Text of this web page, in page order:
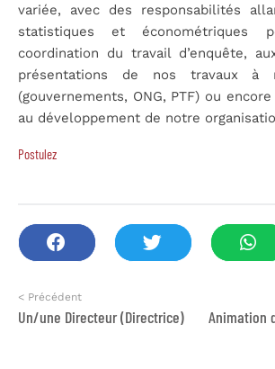
variée, avec des responsabilités
statistiques et économétriques
coordination du travail d’enquête,
présentations de nos travaux à
(gouvernements, ONG, PTF) ou
au développement de notre
Postulez
< Précédent
Un/une Directeur (Directrice)